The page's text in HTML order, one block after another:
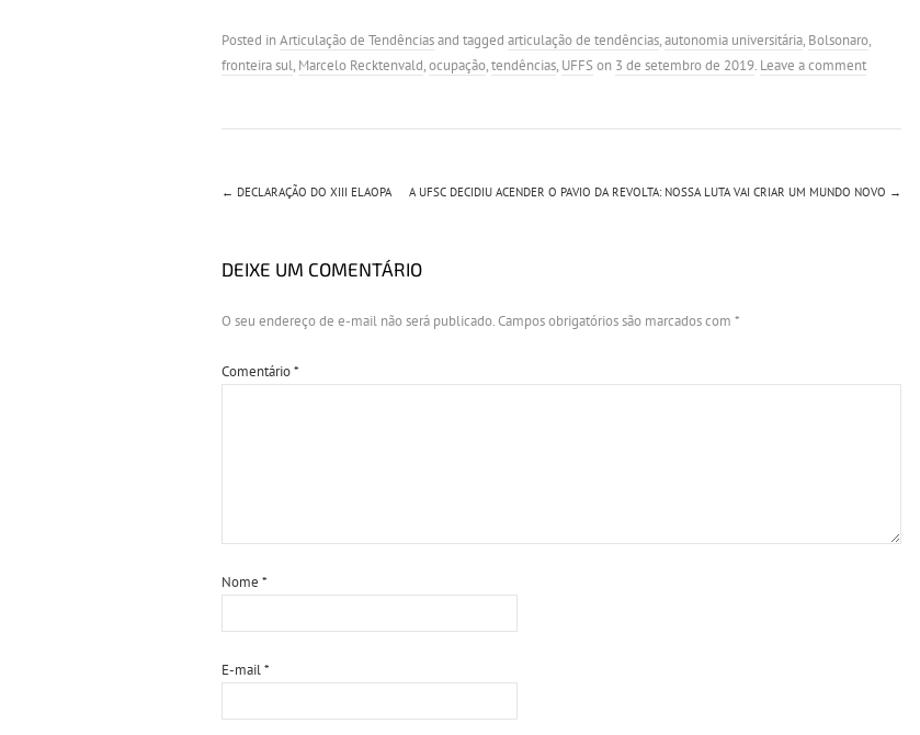
Posted inArticulação de Tendênciasand tagged articulação de tendências,autonomia universitária, Bolsonaro,
fronteira sul, Marcelo Recktenvald,ocupação,tendências, UFFSon 3 de setembro de 2019. Leave a comment
← DECLARAÇÃO DO XIII ELAOPA A UFSC DECIDIU ACENDER O PAVIO DA REVOLTA: NOSSA LUTA VAI CRIAR UM MUNDO NOVO →
DEIXE UM COMENTÁRIO
O seu endereço de e-mail não será publicado.Campos obrigatórios são marcados com *
Comentário*
Nome *
E-mail*